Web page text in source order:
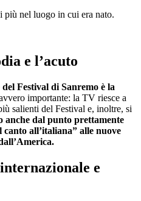
più nel luogo in cui era nato.
e l’acuto
Festival di Sanremo è la
importante: la TV riesce a
salienti del Festival e, inoltre, si
anche dal punto prettamente
canto all’italiana” alle nuove
e